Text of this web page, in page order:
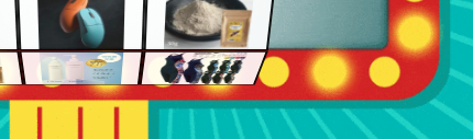
→ クーポンはこちら
北海道産食材のユウテック
北海道産食材や業務用を取り揃え!